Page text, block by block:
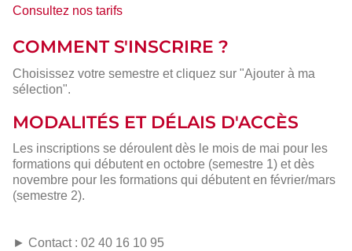
Consultez nos tarifs
COMMENT S'INSCRIRE ?
Choisissez votre semestre et cliquez sur "Ajouter à ma
sélection".
MODALITÉS ET DÉLAIS D'ACCÈS
Les inscriptions se déroulent dès le mois de mai pour les
formations qui débutent en octobre (semestre 1) et dès
novembre pour les formations qui débutent en février/mars
(semestre 2).
► Contact : 02 40 16 10 95